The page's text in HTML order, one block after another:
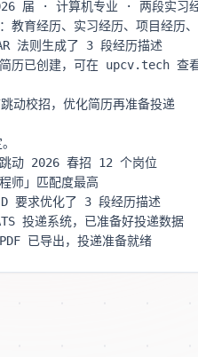
动校招，优化简历再准备投递
PDF 已导出，投递准备就绪